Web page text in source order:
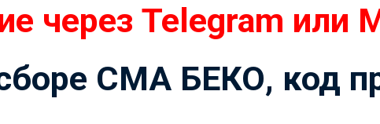
через Telegram или
СМА БЕКО, код